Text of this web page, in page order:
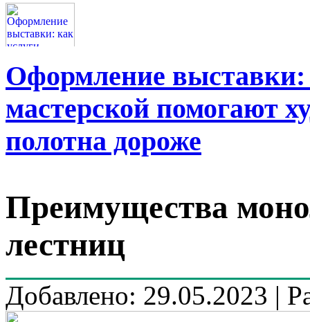
Оформление выставки:
мастерской помогают
полотна дороже
Преимущества
лестниц
Добавлено: 29.05.2023 |